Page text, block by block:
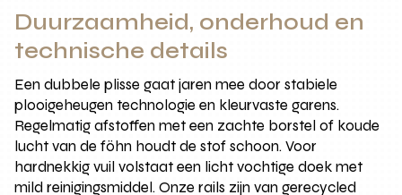
Duurzaamheid, onderhoud en
technische details
Een dubbele plisse gaat jaren mee door stabiele
plooigeheugen technologie en kleurvaste garens.
Regelmatig afstoffen met een zachte borstel of koude
lucht van de föhn houdt de stof schoon. Voor
hardnekkig vuil volstaat een licht vochtige doek met
mild reinigingsmiddel. Onze rails zijn van gerecycled